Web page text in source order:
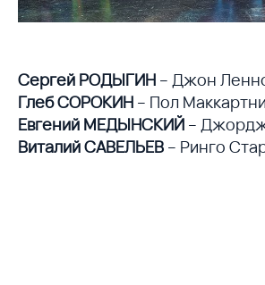
Сергей РОДЫГИН – Джон
Глеб СОРОКИН – Пол Маккартни
Евгений МЕДЫНСКИЙ –
Виталий САВЕЛЬЕВ – Ринго